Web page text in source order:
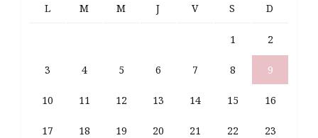
L M M J V S D
1 2
3 4 5 6 7 8 9
10 11 12 13 14 15 16
17 18 19 20 21 22 23